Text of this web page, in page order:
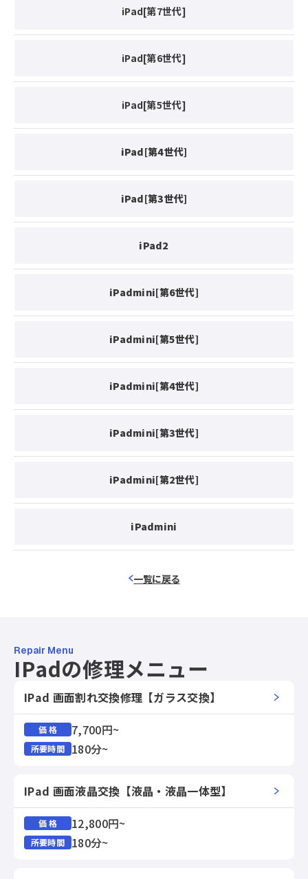
iPad[第7世代]
iPad[第6世代]
iPad[第5世代]
iPad[第4世代]
iPad[第3世代]
iPad2
iPadmini[第6世代]
iPadmini[第5世代]
iPadmini[第4世代]
iPadmini[第3世代]
iPadmini[第2世代]
iPadmini
一覧に戻る
Repair Menu
IPadの修理メニュー
IPad 画面割れ交換修理【ガラス交換】
価 格 7,700円~
所要時間 180分~
IPad 画面液晶交換【液晶・液晶一体型】
価 格 12,800円~
所要時間 180分~